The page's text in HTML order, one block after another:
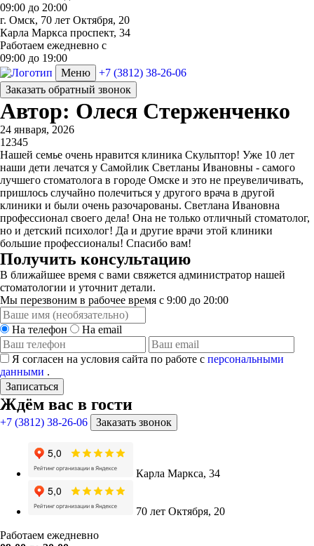
09:00 до 20:00
г. Омск, 70 лет Октября, 20
Карла Маркса проспект, 34
Работаем ежедневно с
09:00 до 19:00
Меню
+7 (3812) 38-26-06
Заказать обратный звонок
Автор: Олеся Стерженченко
24 января, 2026
1 2345
Нашей семье очень нравится клиника Скульптор! Уже 10 лет
наши дети лечатся у Самойлик Светланы Ивановны - самого
лучшего стоматолога в городе Омске и это не преувеличивать,
пришлось случайно полечиться у другого врача в другой
клиники и были очень разочарованы. Светлана Ивановна
профессионал своего дела! Она не только отличный стоматолог,
но и детский психолог! Да и другие врачи этой клиники
большие профессионалы! Спасибо вам!
Получить консультацию
В ближайшее время с вами свяжется администратор нашей
стоматологии и уточнит детали.
Мы перезвоним в рабочее время с 9:00 до 20:00
На телефон На email
Я согласен на условия сайта по работе с персональными
данными .
Записаться
Ждём вас в гости
+7 (3812) 38-26-06 Заказать звонок
Карла Маркса, 34
70 лет Октября, 20
Работаем ежедневно